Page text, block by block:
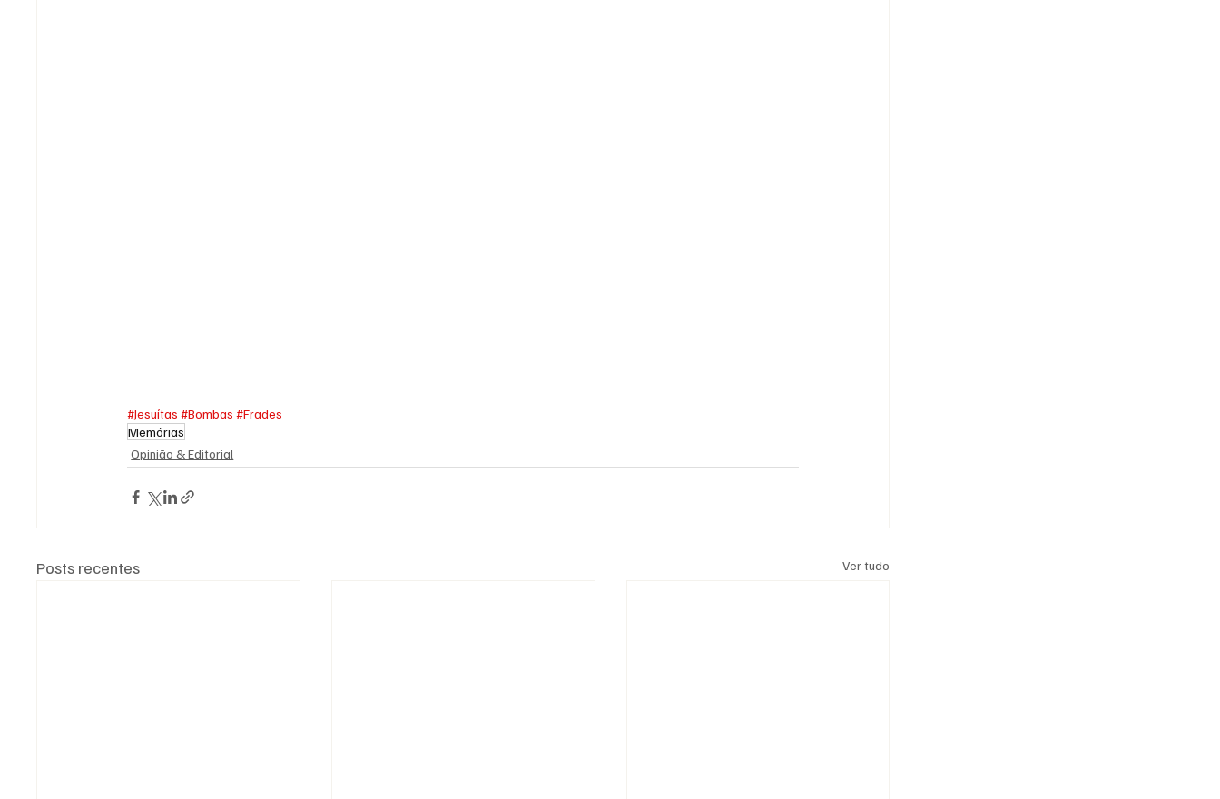
#Jesuítas #Bombas #Frades
Memórias
Opinião & Editorial
Posts recentes Ver tudo